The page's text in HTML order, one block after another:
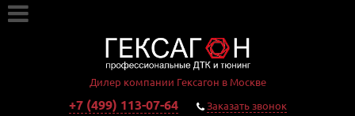
Дилер компании Гексагон в Москве
+7 (499) 113-07-64 Заказать звонок